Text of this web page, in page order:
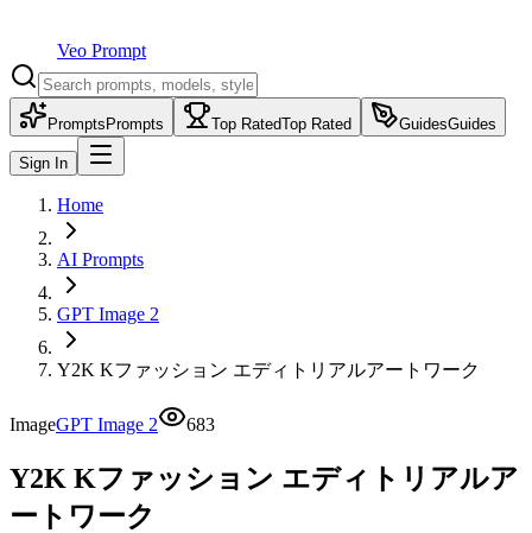
Veo Prompt
Prompts Prompts Top RatedTop Rated GuidesGuides
Sign In
Home
AI Prompts
GPT Image 2
Y2K Kファッション エディトリアルアートワーク
ImageGPT Image 2 683
Y2K Kファッション エディトリアルア
ートワーク